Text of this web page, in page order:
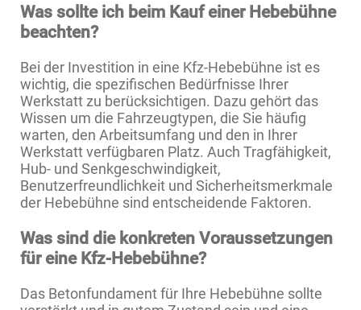
Was sollte ich beim Kauf einer Hebebühne
beachten?
Bei der Investition in eine Kfz-Hebebühne ist es
wichtig, die spezifischen Bedürfnisse Ihrer
Werkstatt zu berücksichtigen. Dazu gehört das
Wissen um die Fahrzeugtypen, die Sie häufig
warten, den Arbeitsumfang und den in Ihrer
Werkstatt verfügbaren Platz. Auch Tragfähigkeit,
Hub- und Senkgeschwindigkeit,
Benutzerfreundlichkeit und Sicherheitsmerkmale
der Hebebühne sind entscheidende Faktoren.
Was sind die konkreten Voraussetzungen
für eine Kfz-Hebebühne?
Das Betonfundament für Ihre Hebebühne sollte